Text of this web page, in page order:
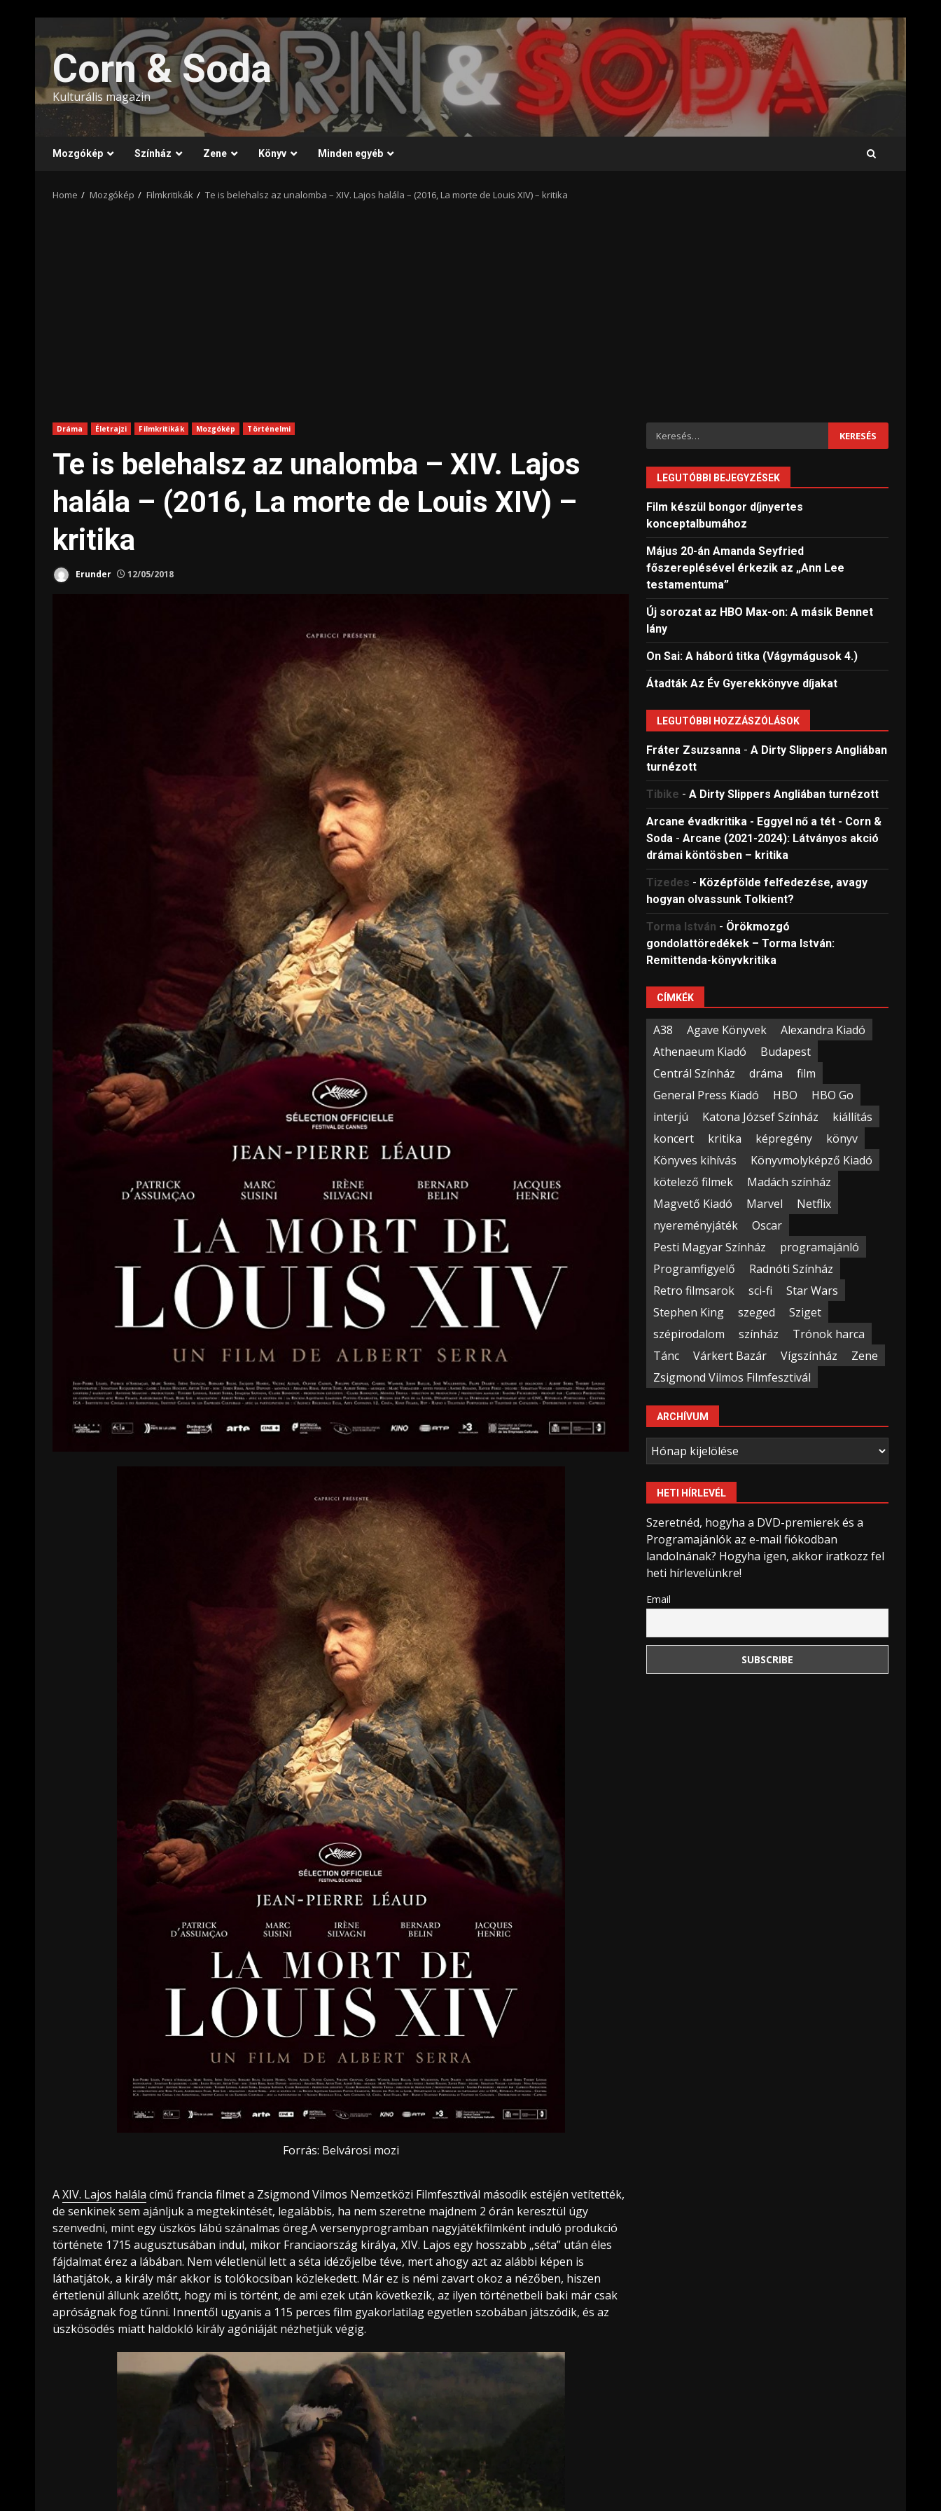
to
content
Corn & Soda
Kulturális magazin
Mozgókép Színház Zene Könyv Minden egyéb
Home Mozgókép Filmkritikák Te is belehalsz az unalomba – XIV. Lajos halála – (2016, La morte de Louis XIV) – kritika
Dráma Életrajzi Filmkritikák Mozgókép Történelmi
Te is belehalsz az unalomba – XIV. Lajos
halála – (2016, La morte de Louis XIV) –
kritika
Erunder 12/05/2018
Forrás: Belvárosi mozi
AXIV. Lajos halála című francia filmet a Zsigmond Vilmos Nemzetközi Filmfesztivál második estéjén vetítették,
de senkinek sem ajánljuk a megtekintését, legalábbis, ha nem szeretne majdnem 2 órán keresztül úgy
szenvedni, mint egy üszkös lábú szánalmas öreg.A versenyprogramban nagyjátékfilmként induló produkció
története 1715 augusztusában indul, mikor Franciaország királya, XIV. Lajos egy hosszabb „séta” után éles
fájdalmat érez a lábában. Nem véletlenül lett a séta idézőjelbe téve, mert ahogy azt az alábbi képen is
láthatjátok, a király már akkor is tolókocsiban közlekedett. Már ez is némi zavart okoz a nézőben, hiszen
értetlenül állunk azelőtt, hogy mi is történt, de ami ezek után következik, az ilyen történetbeli baki már csak
apróságnak fog tűnni. Innentől ugyanis a 115 perces film gyakorlatilag egyetlen szobában játszódik, és az
üszkösödés miatt haldokló király agóniáját nézhetjük végig.
Keresés:
LEGUTÓBBI BEJEGYZÉSEK
Film készül bongor díjnyertes
konceptalbumához
Május 20-án Amanda Seyfried
főszereplésével érkezik az „Ann Lee
testamentuma”
Új sorozat az HBO Max-on: A másik Bennet
lány
On Sai: A ​háború titka (Vágymágusok 4.)
Átadták Az Év Gyerekkönyve díjakat
LEGUTÓBBI HOZZÁSZÓLÁSOK
Fráter Zsuzsanna -A Dirty Slippers Angliában
turnézott
Tibike -A Dirty Slippers Angliában turnézott
Arcane évadkritika - Eggyel nő a tét - Corn &
Soda -Arcane (2021-2024): Látványos akció
drámai köntösben – kritika
Tizedes - Középfölde felfedezése, avagy
hogyan olvassunk Tolkient?
Torma István - Örökmozgó
gondolattöredékek – Torma István:
Remittenda-könyvkritika
CÍMKÉK
A38 Agave Könyvek
Alexandra Kiadó
Athenaeum Kiadó
Budapest
Centrál Színház
dráma
film
General Press Kiadó
HBO
HBO Go
interjú
Katona József Színház
kiállítás
koncert
kritika képregény
könyv
Könyves kihívás
Könyvmolyképző Kiadó
kötelező filmek
Madách színház
Magvető Kiadó
Marvel
Netflix
nyereményjáték
Oscar
Pesti Magyar Színház
programajánló
Programfigyelő
Radnóti Színház
Retro filmsarok
sci-fi
Star Wars
Stephen King
szeged
Sziget
szépirodalom
színház
Trónok harca
Tánc
Várkert Bazár Vígszínház
Zene
Zsigmond Vilmos Filmfesztivál
ARCHÍVUM
Archívum
HETI HÍRLEVÉL
Szeretnéd, hogyha a DVD-premierek és a
Programajánlók az e-mail fiókodban
landolnának? Hogyha igen, akkor iratkozz fel
heti hírlevelünkre!
Email